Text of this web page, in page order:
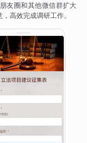
友圈和其他微信群扩大
高效完成调研工作。